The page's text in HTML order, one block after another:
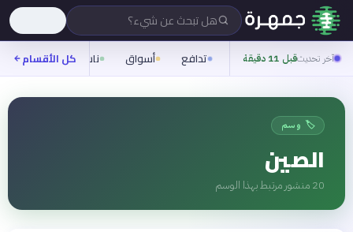
هل تبحث عن شيء؟
آخر تحديثقبل 11 دقيقة تدافع أسواق ناس روح
كل الأقسام
🏷️ وسم
الصين
20 منشور مرتبط بهذا الوسم